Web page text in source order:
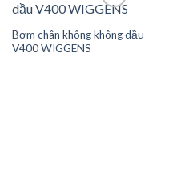
Bơm chân không không dầu
V400 WIGGENS